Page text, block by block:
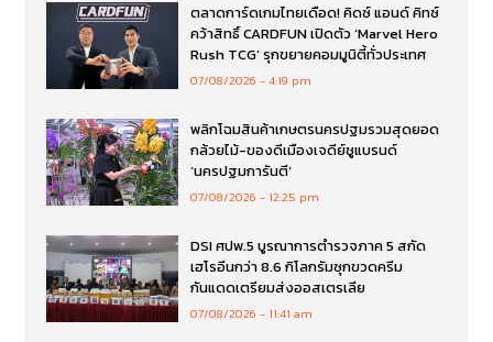
ตลาดการ์ดเกมไทยเดือด! คิดซ์ แอนด์ คิทซ์
คว้าสิทธิ์ CARDFUN เปิดตัว ‘Marvel Hero
Rush TCG’ รุกขยายคอมมูนิตี้ทั่วประเทศ
07/08/2026 4:19 pm
พลิกโฉมสินค้าเกษตรนครปฐมรวมสุดยอด
กล้วยไม้-ของดีเมืองเจดีย์ชูแบรนด์
‘นครปฐมการันตี’
07/08/2026 12:25 pm
DSI ศปพ.5 บูรณาการตำรวจภาค 5 สกัด
เฮโรอีนกว่า 8.6 กิโลกรัมซุกขวดครีม
กันแดดเตรียมส่งออสเตรเลีย
07/08/2026 11:41 am